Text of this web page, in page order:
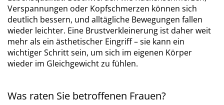
Verspannungen oder Kopfschmerzen können sich
deutlich bessern, und alltägliche Bewegungen fallen
wieder leichter. Eine Brustverkleinerung ist daher weit
mehr als ein ästhetischer Eingriff – sie kann ein
wichtiger Schritt sein, um sich im eigenen Körper
wieder im Gleichgewicht zu fühlen.
Was raten Sie betroffenen Frauen?